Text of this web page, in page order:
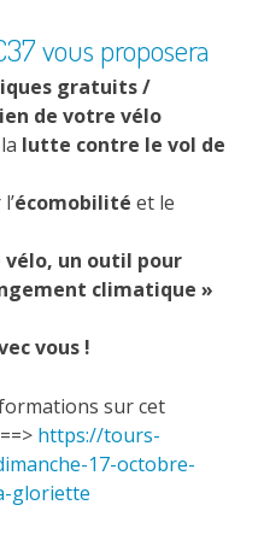
vous proposera
gratuits /
de votre vélo
lutte contre le vol de
écomobilité et le
un outil pour
climatique »
vous !
sur cet
https://tours-
17-octobre-
gloriette